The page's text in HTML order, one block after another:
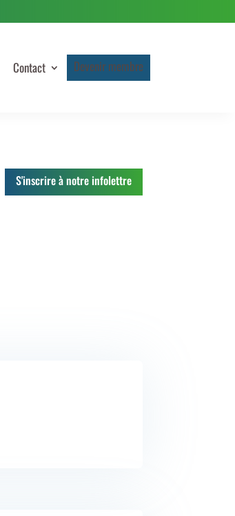
Contact Devenir membre
S'inscrire à notre infolettre